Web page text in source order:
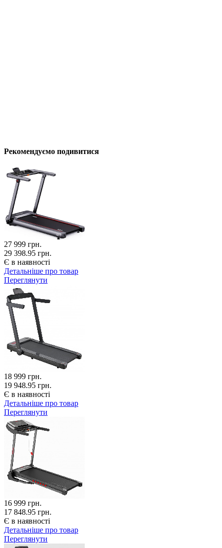
Рекомендуємо подивитися
27 999 грн.
29 398.95 грн.
Є в наявності
Детальніше про товар
Переглянути
18 999 грн.
19 948.95 грн.
Є в наявності
Детальніше про товар
Переглянути
16 999 грн.
17 848.95 грн.
Є в наявності
Детальніше про товар
Переглянути